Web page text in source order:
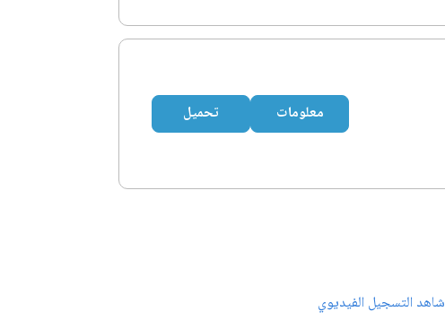
معلومات تحميل
شاهد التسجيل الفيديوي